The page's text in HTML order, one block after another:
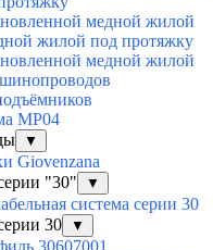
медной жилой
жилой под протяжку
медной жилой
MP04
▼
Giovenzana
"30"
▼
система серии 30
30
▼